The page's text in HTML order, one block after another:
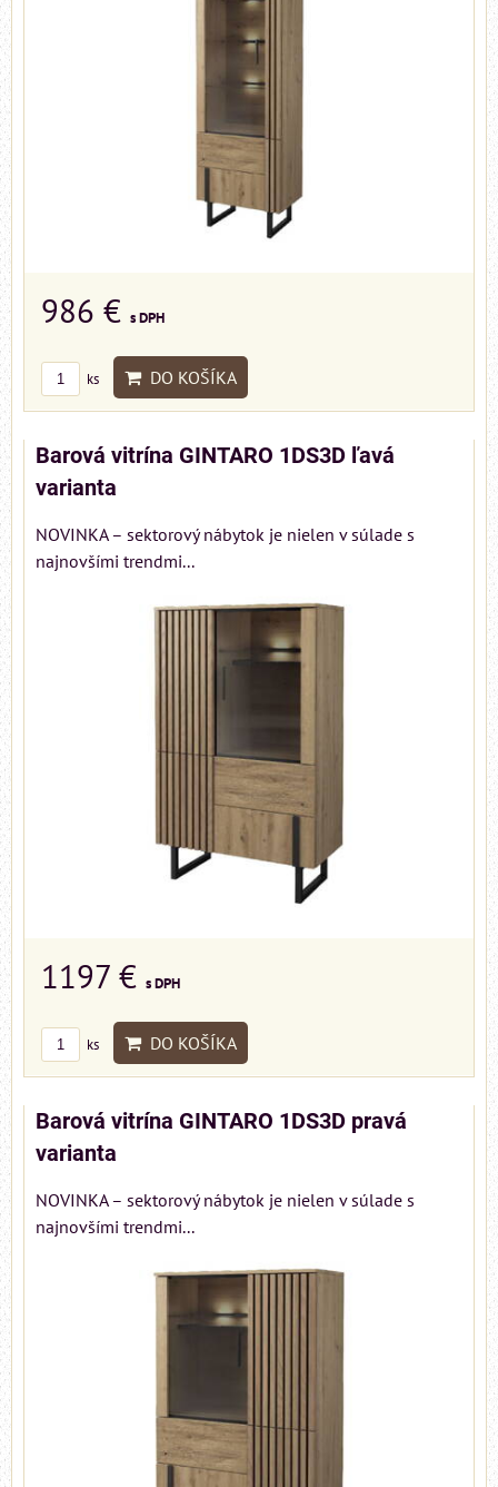
986 € s DPH
ks DO KOŠÍKA
Barová vitrína GINTARO 1DS3D ľavá
varianta
NOVINKA – sektorový nábytok je nielen v súlade s
najnovšími trendmi...
1197 € s DPH
ks DO KOŠÍKA
Barová vitrína GINTARO 1DS3D pravá
varianta
NOVINKA – sektorový nábytok je nielen v súlade s
najnovšími trendmi...